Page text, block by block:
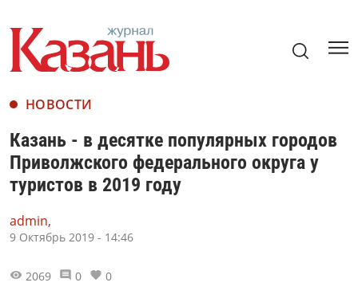
НОВОСТИ
Казань - в десятке популярных городов
Приволжского федерального округа у
туристов в 2019 году
admin,
9 Октябрь 2019 - 14:46
2069 0 0